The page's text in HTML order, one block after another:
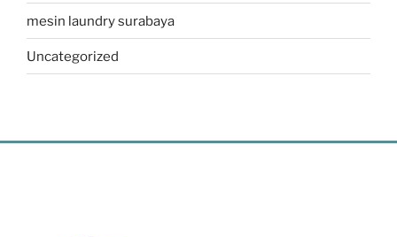
mesin laundry surabaya
Uncategorized